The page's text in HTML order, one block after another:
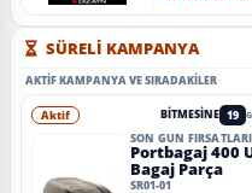
SÜRELİ KAMPANYA
AKTIF KAMPANYA VE SIRADAKILER
Aktif BITMESINE 19
SON GÜN FIRSATLARI
Portbagaj 400
Bagaj Parça
SR01-01